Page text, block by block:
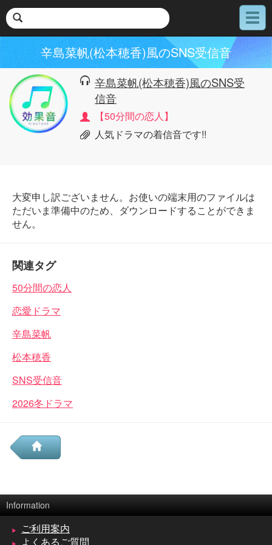
メ
ニ
辛島菜帆(松本穂香)風のSNS受信音
辛島菜帆(松本穂香)風のSNS受
信音
【50分間の恋人】
人気ドラマの着信音です!!
大変申し訳ございません。お使いの端末用のファイルは
ただいま準備中のため、ダウンロードすることができま
せん。
関連タグ
50分間の恋人
恋愛ドラマ
辛島菜帆
松本穂香
SNS受信音
2026冬ドラマ
Information
ご利用案内
よくあるご質問